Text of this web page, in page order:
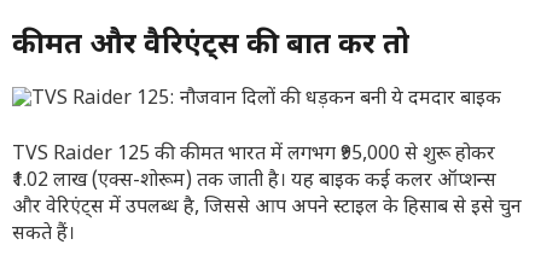
कीमत और वैरिएंट्स की बात करें तो
TVS Raider 125 की कीमत भारत में लगभग ₹95,000 से शुरू होकर
₹1.02 लाख (एक्स-शोरूम) तक जाती है। यह बाइक कई कलर ऑप्शन्स
और वेरिएंट्स में उपलब्ध है, जिससे आप अपने स्टाइल के हिसाब से इसे चुन
सकते हैं।